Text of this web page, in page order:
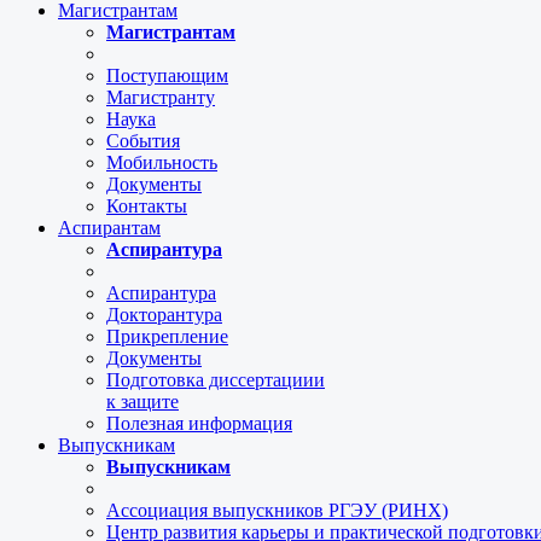
Магистрантам
Магистрантам
Поступающим
Магистранту
Наука
События
Мобильность
Документы
Контакты
Аспирантам
Аспирантура
Аспирантура
Докторантура
Прикрепление
Документы
Подготовка диссертациии
к защите
Полезная информация
Выпускникам
Выпускникам
Ассоциация выпускников РГЭУ (РИНХ)
Центр развития карьеры и практической